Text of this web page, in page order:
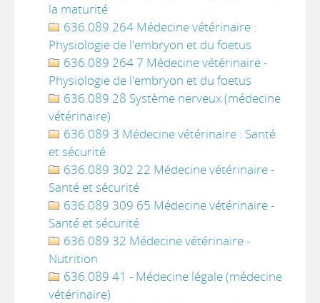
la maturité
636.089 264 Médecine vétérinaire :
Physiologie de l'embryon et du foetus
636.089 264 7 Médecine vétérinaire -
Physiologie de l'embryon et du foetus
636.089 28 Système nerveux (médecine
vétérinaire)
636.089 3 Médecine vétérinaire : Santé
et sécurité
636.089 302 22 Médecine vétérinaire -
Santé et sécurité
636.089 309 65 Médecine vétérinaire -
Santé et sécurité
636.089 32 Médecine vétérinaire -
Nutrition
636.089 41 - Médecine légale (médecine
vétérinaire)